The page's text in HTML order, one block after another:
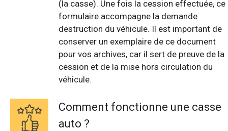
(la casse). Une fois la cession effectuée, ce
formulaire accompagne la demande
destruction du véhicule. Il est important de
conserver un exemplaire de ce document
pour vos archives, car il sert de preuve de la
cession et de la mise hors circulation du
véhicule.
Comment fonctionne une casse
auto ?